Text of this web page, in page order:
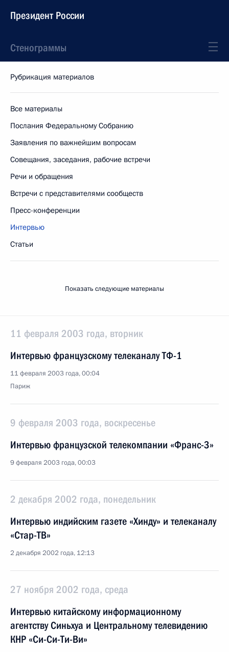
Президент России
Стенограммы
Рубрикация материалов
Все материалы
Послания Федеральному Собранию
Заявления по важнейшим вопросам
Совещания, заседания, рабочие встречи
Речи и обращения
Встречи с представителями сообществ
Пресс-конференции
Интервью
Статьи
Показать следующие материалы
11 февраля 2003 года, вторник
Интервью французскому телеканалу ТФ-1
11 февраля 2003 года, 00:04
Париж
9 февраля 2003 года, воскресенье
Интервью французской телекомпании «Франс-3»
9 февраля 2003 года, 00:03
2 декабря 2002 года, понедельник
Интервью индийским газете «Хинду» и телеканалу
«Стар-ТВ»
2 декабря 2002 года, 12:13
27 ноября 2002 года, среда
Интервью китайскому информационному
агентству Синьхуа и Центральному телевидению
КНР «Си-Си-Ти-Ви»